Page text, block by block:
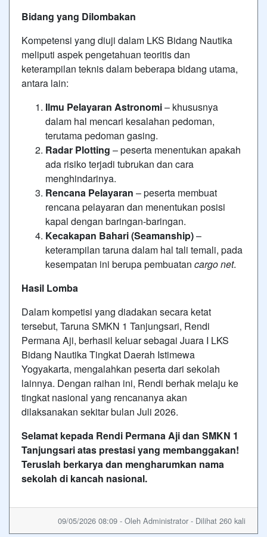
Bidang yang Dilombakan
Kompetensi yang diuji dalam LKS Bidang Nautika
meliputi aspek pengetahuan teoritis dan
keterampilan teknis dalam beberapa bidang utama,
antara lain:
Ilmu Pelayaran Astronomi– khususnya
dalam hal mencari kesalahan pedoman,
terutama pedoman gasing.
Radar Plotting – peserta menentukan apakah
ada risiko terjadi tubrukan dan cara
menghindarinya.
Rencana Pelayaran – peserta membuat
rencana pelayaran dan menentukan posisi
kapal dengan baringan-baringan.
Kecakapan Bahari (Seamanship)–
keterampilan taruna dalam hal tali temali, pada
kesempatan ini berupa pembuatan cargo net.
Hasil Lomba
Dalam kompetisi yang diadakan secara ketat
tersebut, Taruna SMKN 1 Tanjungsari, Rendi
Permana Aji, berhasil keluar sebagai Juara I LKS
Bidang Nautika Tingkat Daerah Istimewa
Yogyakarta, mengalahkan peserta dari sekolah
lainnya. Dengan raihan ini, Rendi berhak melaju ke
tingkat nasional yang rencananya akan
dilaksanakan sekitar bulan Juli 2026.
Selamat kepada Rendi Permana Aji dan SMKN 1
Tanjungsari atas prestasi yang membanggakan!
Teruslah berkarya dan mengharumkan nama
sekolah di kancah nasional.
09/05/2026 08:09 - Oleh Administrator - Dilihat 260 kali